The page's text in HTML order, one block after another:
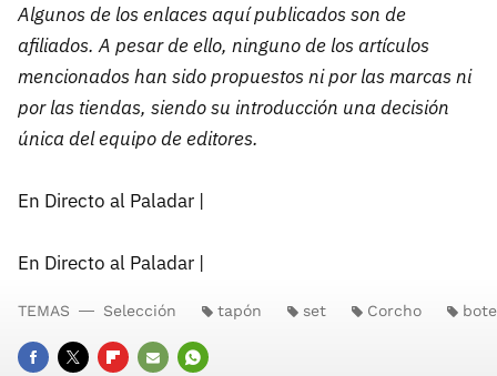
Algunos de los enlaces aquí publicados son de
afiliados. A pesar de ello, ninguno de los artículos
mencionados han sido propuestos ni por las marcas ni
por las tiendas, siendo su introducción una decisión
única del equipo de editores.
En Directo al Paladar |
En Directo al Paladar |
TEMAS Selección tapón set Corcho bote